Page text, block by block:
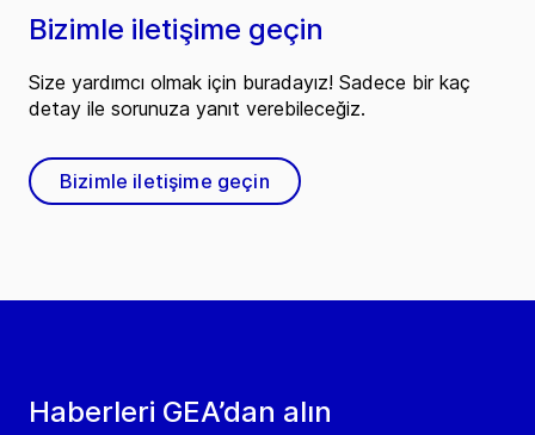
Haberleri GEA’dan alın
Bizimle iletişime geçin
Size yardımcı olmak için buradayız! Sadece bir kaç
detay ile sorunuza yanıt verebileceğiz.
Bizimle iletişime geçin